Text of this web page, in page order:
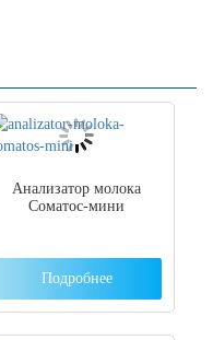
Анализатор молока
Соматос-мини
Подробнее